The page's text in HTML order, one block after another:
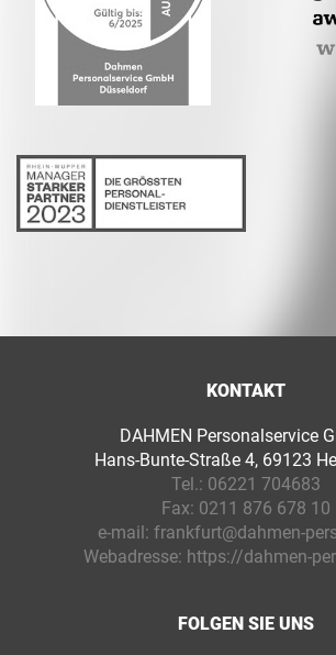
KONTAKT
DAHMEN Personalservice
Hans-Bunte-Straße 4, 69123
Tel.: 06221 704683
Fax: 0211 876 678 10
e-mail: frankfurt@dahmen-
Webadresse: https://dahmen-
FOLGEN SIE UNS